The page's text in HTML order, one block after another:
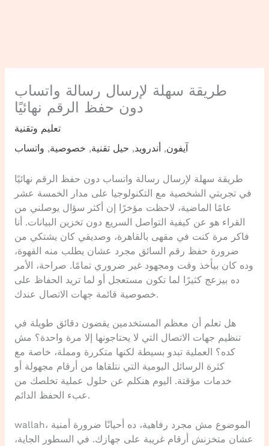
طريقة سهلة لإرسال رسالة واتساب
دون حفظ الرقم نهائيًا
تعليم وتقنية
آيفون, أندرويد, حيل تقنية, خصوصية, واتساب
طريقة سهلة لإرسال رسالة واتساب دون حفظ الرقم نهائيًا
في تجربتي الشخصية مع التكنولوجيا على مدار الخمسة عشر
عامًا الماضية، لاحظت مؤخرًا إن أكثر سؤال يوصلني من
القراء هو عن كيفية التواصل السريع دون تخزين البيانات. أنا
فاكر مرة كنت في مقهى بالقاهرة، وصديقي كان يشتكي من
ضرورة حفظ رقم السائق مجرد عشان يطلب منه القهوة،
وده كان بيأخذ وقت ومجهود غير ضروري تمامًا. صراحة، الأمر
ده بيزعج كثيرًا لما تكون مستعجل أو لما تريد الحفاظ على
خصوصية قائمة جهات الاتصال عندك.
هل تعلم أن معظم المستخدمين يقضون دقائق طويلة في
تنظيم جهات الاتصال التي لا يحتاجونها إلا مرة واحدة؟ مش
كده؟ العملية تبدو بسيطة لكنها متكررة ومملة، خاصة مع
كثرة الرسائل اليومية التي نتلقاها من أرقام مجهولة أو
خدمات مؤقتة. اليوم هنكلم عن حلول عملية تخلصك من
عبء الحفظ الدائم.
wallah، الموضوع مش مجرد رفاهية، ده أحيانًا ضرورة أمنية
عشان متخزنش أرقام غريبة على جهازك. في السطور الجاية،